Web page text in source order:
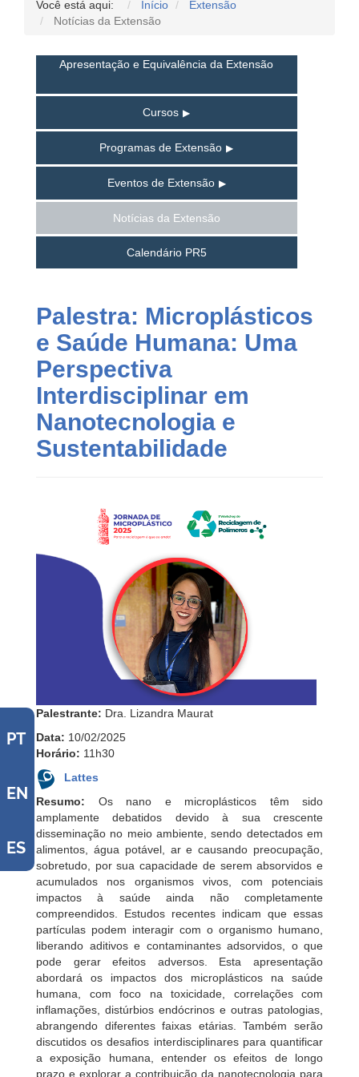
PT
EN
ES
Você está aqui: Início
Extensão
Notícias da Extensão
Apresentação e Equivalência da Extensão
Cursos
Programas de Extensão
Eventos de Extensão
Notícias da Extensão
Calendário PR5
Palestra: Microplásticos
e Saúde Humana: Uma
Perspectiva
Interdisciplinar em
Nanotecnologia e
Sustentabilidade
Palestrante: Dra. Lizandra Maurat
Data: 10/02/2025
Horário: 11h30
Lattes
Resumo: Os nano e microplásticos têm sido
amplamente debatidos devido à sua crescente
disseminação no meio ambiente, sendo detectados em
alimentos, água potável, ar e causando preocupação,
sobretudo, por sua capacidade de serem absorvidos e
acumulados nos organismos vivos, com potenciais
impactos à saúde ainda não completamente
compreendidos. Estudos recentes indicam que essas
partículas podem interagir com o organismo humano,
liberando aditivos e contaminantes adsorvidos, o que
pode gerar efeitos adversos. Esta apresentação
abordará os impactos dos microplásticos na saúde
humana, com foco na toxicidade, correlações com
inflamações, distúrbios endócrinos e outras patologias,
abrangendo diferentes faixas etárias. Também serão
discutidos os desafios interdisciplinares para quantificar
a exposição humana, entender os efeitos de longo
prazo e explorar a contribuição da nanotecnologia para